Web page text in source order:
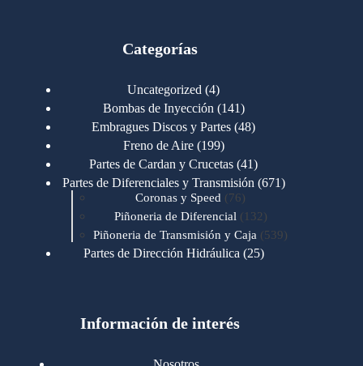
Categorías
Uncategorized 44
productos
Bombas de Inyección 141141
productos
Embragues Discos y Partes 4848
Freno de Aire 199199
productos
Partes de Cardan y Crucetas 4141
productos
Partes de Diferenciales y Transmisión 671671
Coronas y Speed 7676
productos
Piñoneria de Diferencial 132 132
productos
Piñoneria de Transmisión y Caja 539539
Partes de Dirección Hidráulica 2525
Motores Cummins 723
Información de interés